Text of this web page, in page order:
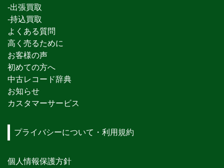
-出張買取
-持込買取
よくある質問
高く売るために
お客様の声
初めての方へ
中古レコード辞典
お知らせ
カスタマーサービス
プライバシーについて・利用規約
個人情報保護方針